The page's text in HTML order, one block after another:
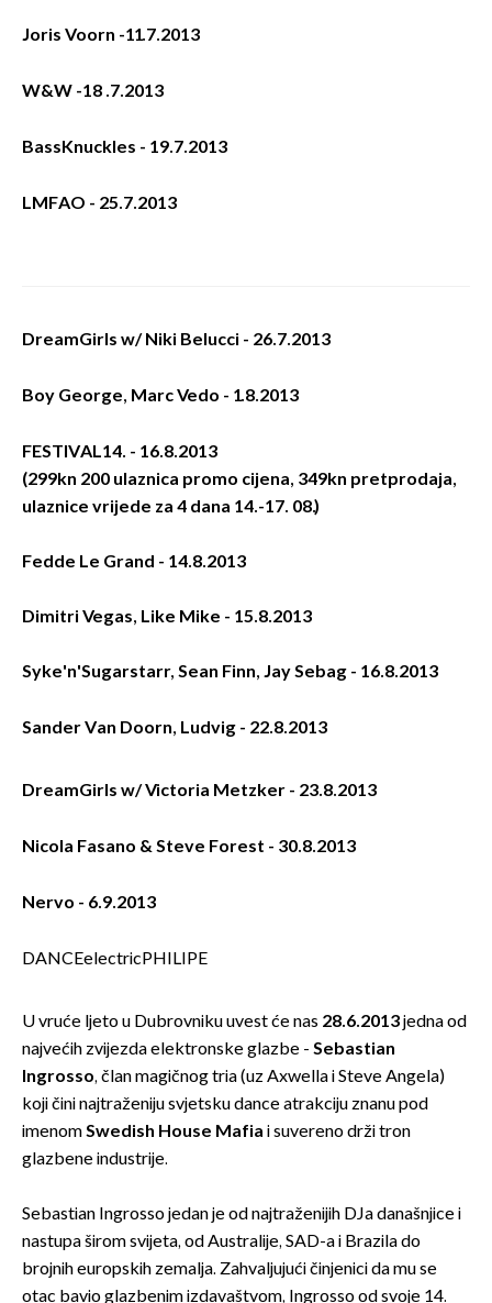
Joris Voorn -11.7.2013
W&W -18 .7.2013
BassKnuckles - 19.7.2013
LMFAO - 25.7.2013
DreamGirls w/ Niki Belucci - 26.7.2013
Boy George, Marc Vedo - 1.8.2013
FESTIVAL14. - 16.8.2013
(299kn 200 ulaznica promo cijena, 349kn pretprodaja,
ulaznice vrijede za 4 dana 14.-17. 08.)
Fedde Le Grand - 14.8.2013
Dimitri Vegas, Like Mike - 15.8.2013
Syke'n'Sugarstarr, Sean Finn, Jay Sebag - 16.8.2013
Sander Van Doorn, Ludvig - 22.8.2013
DreamGirls w/ Victoria Metzker - 23.8.2013
Nicola Fasano & Steve Forest - 30.8.2013
Nervo - 6.9.2013
DANCEelectricPHILIPE
U vruće ljeto u Dubrovniku uvest će nas 28.6.2013jedna od
najvećih zvijezda elektronske glazbe - Sebastian
Ingrosso, član magičnog tria (uz Axwella i Steve Angela)
koji čini najtraženiju svjetsku dance atrakciju znanu pod
imenomSwedish House Mafia i suvereno drži tron
glazbene industrije.
Sebastian Ingrosso jedan je od najtraženijih DJa današnjice i
nastupa širom svijeta, od Australije, SAD-a i Brazila do
brojnih europskih zemalja. Zahvaljujući činjenici da mu se
otac bavio glazbenim izdavaštvom, Ingrosso od svoje 14.